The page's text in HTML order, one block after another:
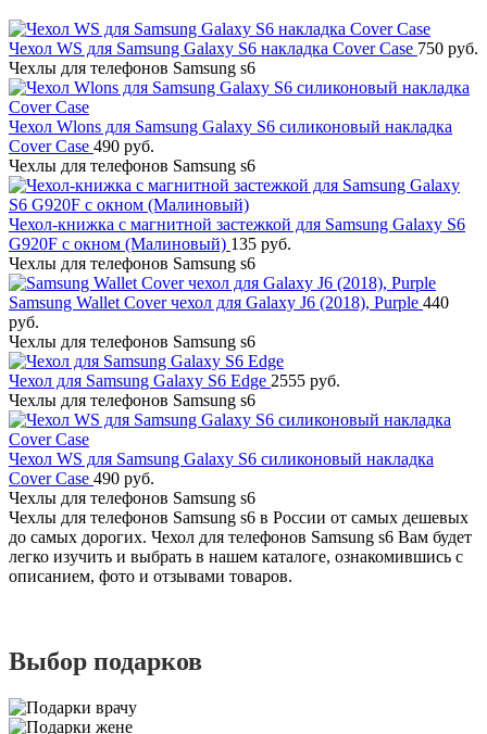
Чехол WS для Samsung Galaxy S6 накладка Cover Case 750 руб.
Чехлы для телефонов Samsung s6
Чехол Wlons для Samsung Galaxy S6 силиконовый накладка
Cover Case 490 руб.
Чехлы для телефонов Samsung s6
Чехол-книжка с магнитной застежкой для Samsung Galaxy S6
G920F с окном (Малиновый) 135 руб.
Чехлы для телефонов Samsung s6
Samsung Wallet Cover чехол для Galaxy J6 (2018), Purple 440
руб.
Чехлы для телефонов Samsung s6
Чехол для Samsung Galaxy S6 Edge 2555 руб.
Чехлы для телефонов Samsung s6
Чехол WS для Samsung Galaxy S6 силиконовый накладка
Cover Case 490 руб.
Чехлы для телефонов Samsung s6
Чехлы для телефонов Samsung s6 в России от самых дешевых
до самых дорогих. Чехол для телефонов Samsung s6 Вам будет
легко изучить и выбрать в нашем каталоге, ознакомившись с
описанием, фото и отзывами товаров.
Выбор подарков